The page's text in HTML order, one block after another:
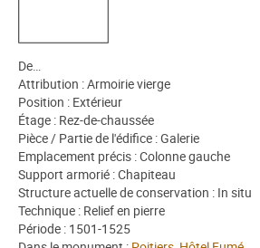
De…
Attribution : Armoirie vierge
Position : Extérieur
Étage : Rez-de-chaussée
Pièce / Partie de l'édifice : Galerie
Emplacement précis : Colonne gauche
Support armorié : Chapiteau
Structure actuelle de conservation : In situ
Technique : Relief en pierre
Période : 1501-1525